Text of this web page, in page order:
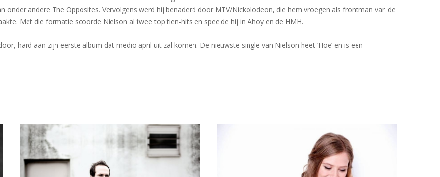
onder andere The Opposites. Vervolgens werd hij benaderd door MTV/Nickolodeon, die hem vroegen als frontman van de
Met die formatie scoorde Nielson al twee top tien-hits en speelde hij in Ahoy en de HMH.
hard aan zijn eerste album dat medio april uit zal komen. De nieuwste single van Nielson heet ‘Hoe’ en is een